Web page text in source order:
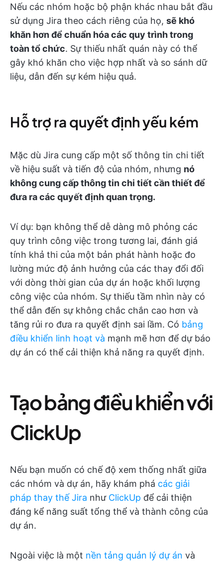
Nếu các nhóm hoặc bộ phận khác nhau bắt đầu
sử dụng Jira theo cách riêng của họ, sẽ khó
khăn hơn để chuẩn hóa các quy trình trong
toàn tổ chức. Sự thiếu nhất quán này có thể
gây khó khăn cho việc hợp nhất và so sánh dữ
liệu, dẫn đến sự kém hiệu quả.
Hỗ trợ ra quyết định yếu kém
Mặc dù Jira cung cấp một số thông tin chi tiết
về hiệu suất và tiến độ của nhóm, nhưng nó
không cung cấp thông tin chi tiết cần thiết để
đưa ra các quyết định quan trọng.
Ví dụ: bạn không thể dễ dàng mô phỏng các
quy trình công việc trong tương lai, đánh giá
tính khả thi của một bản phát hành hoặc đo
lường mức độ ảnh hưởng của các thay đổi đối
với dòng thời gian của dự án hoặc khối lượng
công việc của nhóm. Sự thiếu tầm nhìn này có
thể dẫn đến sự không chắc chắn cao hơn và
tăng rủi ro đưa ra quyết định sai lầm. Có bảng
điều khiển linh hoạt và mạnh mẽ hơn để dự báo
dự án có thể cải thiện khả năng ra quyết định.
Tạo bảng điều khiển với
ClickUp
Nếu bạn muốn có chế độ xem thống nhất giữa
các nhóm và dự án, hãy khám phá các giải
pháp thay thế Jira như ClickUp để cải thiện
đáng kể năng suất tổng thể và thành công của
dự án.
Ngoài việc là một nền tảng quản lý dự án và